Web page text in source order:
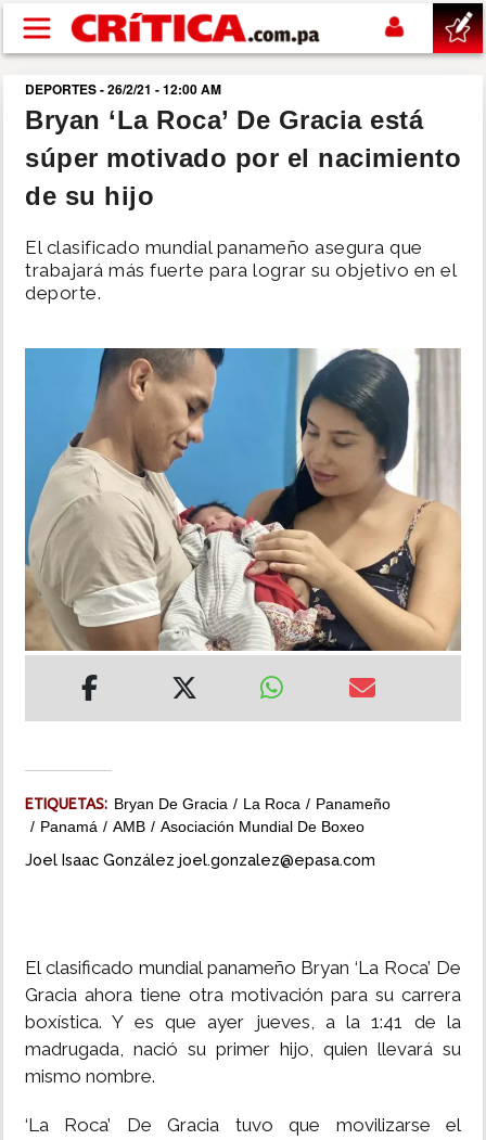
Pasar al contenido principal
buscar
SUCESOS
POLÍTICA
DEPORTES
MUNDO
INSÓLITAS
MULTIMEDIA
IMPRESO
DEPORTES - 26/2/21 - 12:00 AM
Bryan ‘La Roca’ De Gracia está
súper motivado por el nacimiento
de su hijo
El clasificado mundial panameño asegura que
trabajará más fuerte para lograr su objetivo en el
deporte.
ETIQUETAS: Bryan De Gracia La Roca
Panameño
Panamá
AMB Asociación Mundial De Boxeo
Joel Isaac González joel.gonzalez@epasa.com
El clasificado mundial panameño Bryan ‘La Roca’ De
Gracia ahora tiene otra motivación para su carrera
boxística. Y es que ayer jueves, a la 1:41 de la
madrugada, nació su primer hijo, quien llevará su
mismo nombre.
‘La Roca’ De Gracia tuvo que movilizarse el